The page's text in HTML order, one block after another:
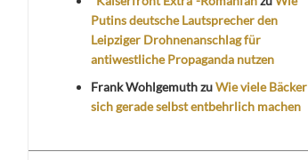
Putins deutsche Lautsprecher den
Leipziger Drohnenanschlag für
antiwestliche Propaganda nutzen
Frank WohlgemuthzuWie viele Bäcker
sich gerade selbst entbehrlich machen